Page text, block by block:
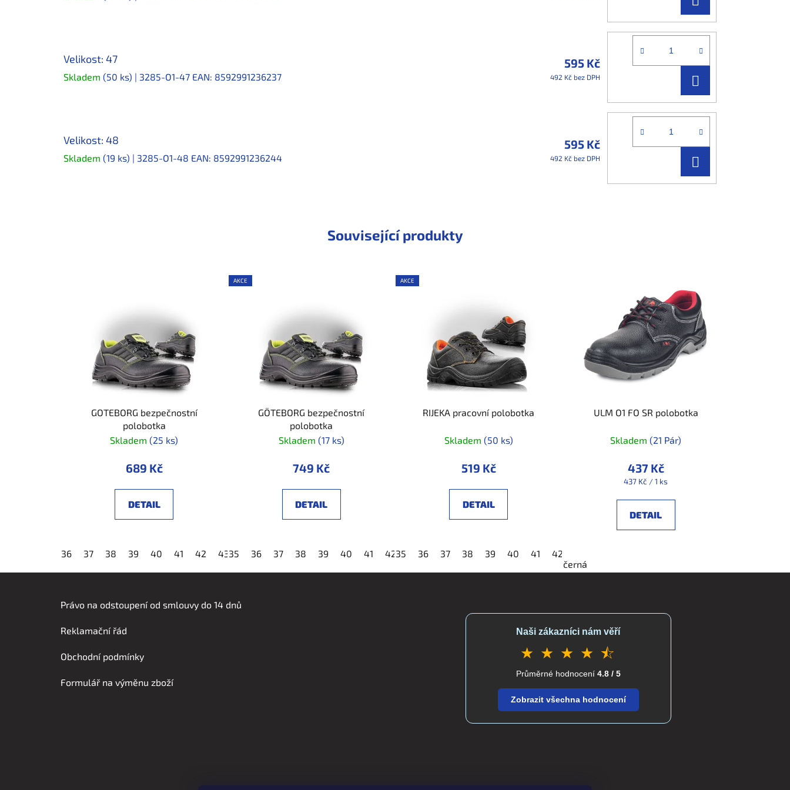
KOŠÍKU
Velikost: 47
Skladem (50 ks) | 3285-O1-47 EAN: 8592991236237
595 Kč
492 Kč bez DPH
KOŠÍKU
Velikost: 48
Skladem (19 ks) | 3285-O1-48 EAN: 8592991236244
595 Kč
492 Kč bez DPH
KOŠÍKU
Související produkty
GOTEBORG bezpečnostní
polobotka
Skladem(25 ks)
689 Kč
DETAIL
36 37 38 39 40 41 42 43 44 45 46 47 48
AKCE
GÖTEBORG bezpečnostní
polobotka
Skladem (17 ks)
749 Kč
DETAIL
35 36 37 38 39 40 41 42 43 44 45 46 47 48
AKCE
RIJEKA pracovní polobotka
Skladem (50 ks)
519 Kč
DETAIL
35 36 37 38 39 40 41 42
ULM O1 FO SR polobotka
Skladem(21 Pár)
437 Kč
Měrná
437 Kč / 1 ks
DETAIL
černá
Právo na odstoupení od smlouvy do 14 dnů
Reklamační řád
Obchodní podmínky
Formulář na výměnu zboží
Naši zákazníci nám věří
★ ★ ★ ★ ⯪
Průměrné hodnocení 4.8 / 5
Zobrazit všechna hodnocení